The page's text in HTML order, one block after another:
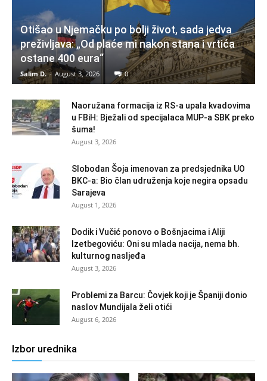
Otišao u Njemačku po bolji život, sada jedva
preživljava: „Od plaće mi nakon stana i vrtića
ostane 400 eura“
Salim D. - August 3, 2026 0
Naoružana formacija iz RS-a upala kvadovima
u FBiH: Bježali od specijalaca MUP-a SBK preko
šuma!
August 3, 2026
Slobodan Šoja imenovan za predsjednika UO
BKC-a: Bio član udruženja koje negira opsadu
Sarajeva
August 1, 2026
Dodik i Vučić ponovo o Bošnjacima i Aliji
Izetbegoviću: Oni su mlada nacija, nema bh.
kulturnog nasljeđa
August 3, 2026
Problemi za Barcu: Čovjek koji je Španiji donio
naslov Mundijala želi otići
August 6, 2026
Izbor urednika